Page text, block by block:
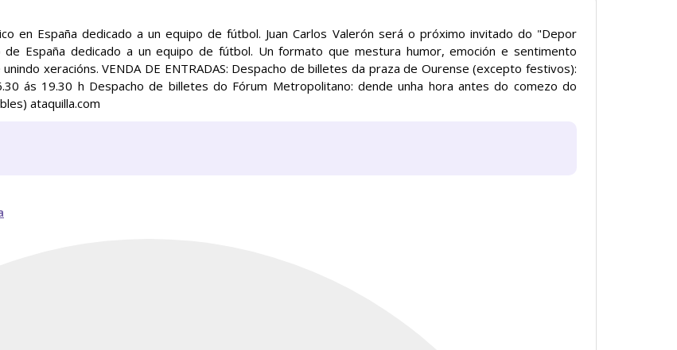
en España dedicado a un equipo de fútbol. Juan Carlos Valerón será o próximo invitado do "Depor
España dedicado a un equipo de fútbol. Un formato que mestura humor, emoción e sentimento
xeracións. VENDA DE ENTRADAS: Despacho de billetes da praza de Ourense (excepto festivos):
ás 19.30 h Despacho de billetes do Fórum Metropolitano: dende unha hora antes do comezo do
ataquilla.com